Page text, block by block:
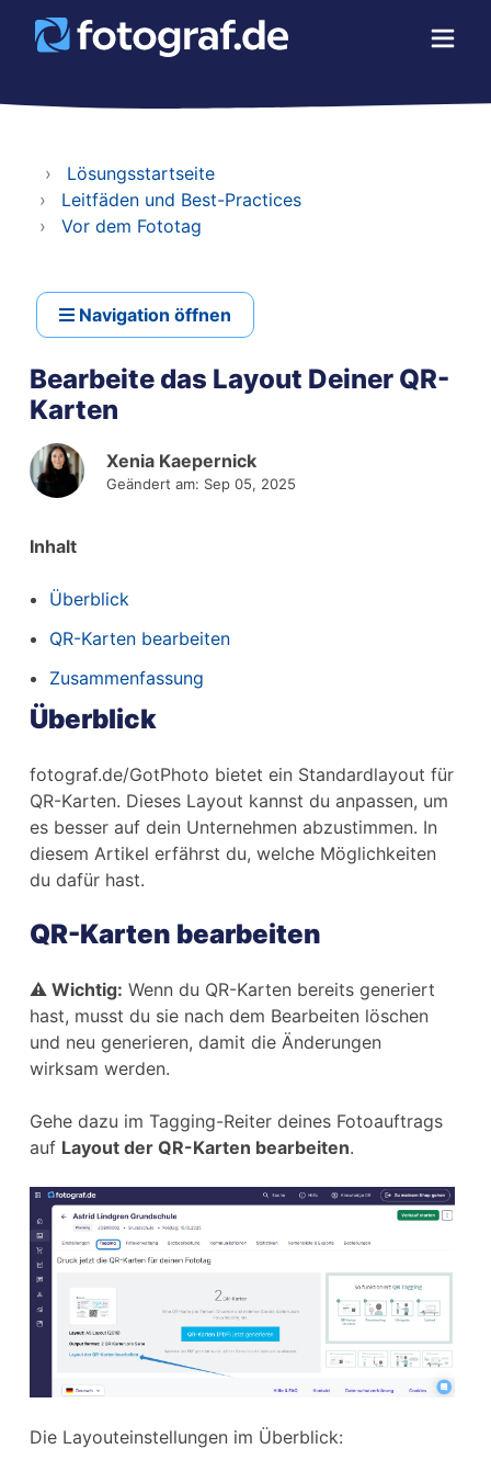
Lösungsstartseite
Leitfäden und Best-Practices
Vor dem Fototag
Navigation öffnen
Bearbeite das Layout Deiner QR-
Karten
Xenia Kaepernick
Geändert am: Sep 05, 2025
Inhalt
Überblick
QR-Karten bearbeiten
Zusammenfassung
Überblick
fotograf.de/GotPhoto bietet ein Standardlayout für
QR-Karten. Dieses Layout kannst du anpassen, um
es besser auf dein Unternehmen abzustimmen. In
diesem Artikel erfährst du, welche Möglichkeiten
du dafür hast.
QR-Karten bearbeiten
⚠ Wichtig: Wenn du QR-Karten bereits generiert
hast, musst du sie nach dem Bearbeiten löschen
und neu generieren, damit die Änderungen
wirksam werden.
Gehe dazu im Tagging-Reiter deines Fotoauftrags
auf Layout der QR-Karten bearbeiten.
Die Layouteinstellungen im Überblick: